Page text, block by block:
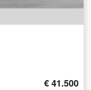
€ 41.500